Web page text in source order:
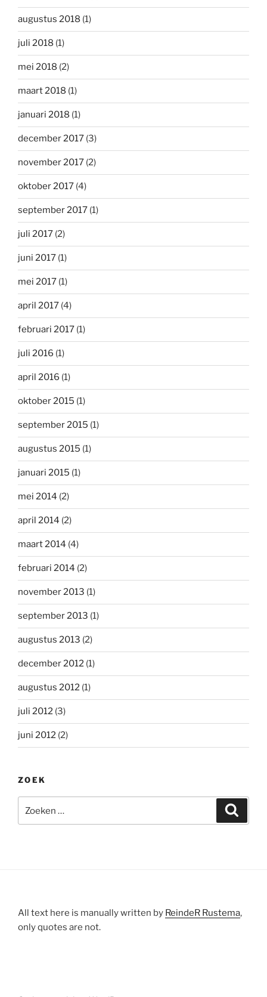
augustus 2018 (1)
juli 2018 (1)
mei 2018 (2)
maart 2018 (1)
januari 2018 (1)
december 2017 (3)
november 2017 (2)
oktober 2017 (4)
september 2017 (1)
juli 2017 (2)
juni 2017 (1)
mei 2017 (1)
april 2017 (4)
februari 2017 (1)
juli 2016 (1)
april 2016 (1)
oktober 2015 (1)
september 2015 (1)
augustus 2015 (1)
januari 2015 (1)
mei 2014 (2)
april 2014 (2)
maart 2014 (4)
februari 2014 (2)
november 2013 (1)
september 2013 (1)
augustus 2013 (2)
december 2012 (1)
augustus 2012 (1)
juli 2012 (3)
juni 2012 (2)
ZOEK
naar:
All text here is manually written by ReindeR Rustema,
only quotes are not.